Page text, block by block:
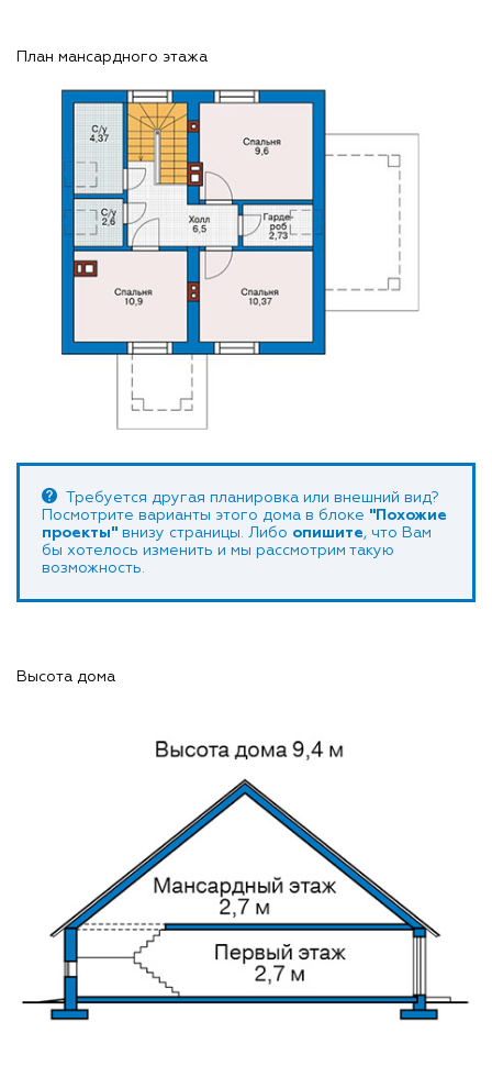
План мансардного этажа
Требуется другая планировка или внешний вид?
Посмотрите варианты этого дома в блоке "Похожие
проекты" внизу страницы. Либо опишите, что Вам
бы хотелось изменить и мы рассмотрим такую
возможность.
Высота дома